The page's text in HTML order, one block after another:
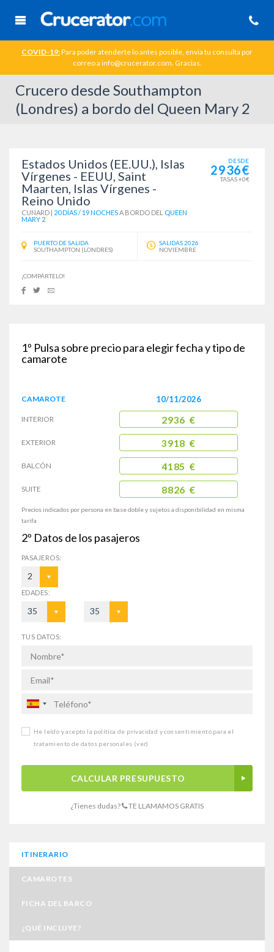
COVID-19:Para poder atenderte lo antes posible, envia tu consulta por
correo a info@crucerator.com. Gracias.
Crucero desde Southampton
(Londres) a bordo del Queen Mary 2
Estados Unidos (EE.UU.), Islas
Vírgenes - EEUU, Saint
Maarten, Islas Vírgenes -
Reino Unido
CUNARD | 20 DÍAS / 19 NOCHESA BORDO DEL QUEEN
MARY 2
DESDE
2936€
TASAS +0€
PUERTO DE SALIDA
SOUTHAMPTON (LONDRES)
SALIDAS 2026
NOVIEMBRE
¡COMPÁRTELO!
1º Pulsa sobre precio para elegir fecha y tipo de
camarote
CAMAROTE
INTERIOR
EXTERIOR
BALCÓN
SUITE
10/11/2026
2936 €
3918 €
4185 €
8826 €
Precios indicados por persona en base doble y sujetos a disponibilidad en misma
tarifa
2º Datos de los pasajeros
PASAJEROS:
2
EDADES:
35 35
TUS DATOS:
He leído y acepto la política de privacidad y consentimiento para el
tratamiento de datos personales (ver)
CALCULAR PRESUPUESTO
¿Tienes dudas? TE LLAMAMOS GRATIS
ITINERARIO
CAMAROTES
FICHA DEL BARCO
¿QUÉ INCLUYE?